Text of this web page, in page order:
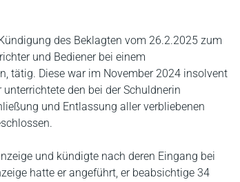
des Beklagten vom 26.2.2025 zum
und Bediener bei einem
tätig. Diese war im November 2024 insolvent
den bei der Schuldnerin
und Entlassung aller verbliebenen
und kündigte nach deren Eingang bei
hatte er angeführt, er beabsichtige 34